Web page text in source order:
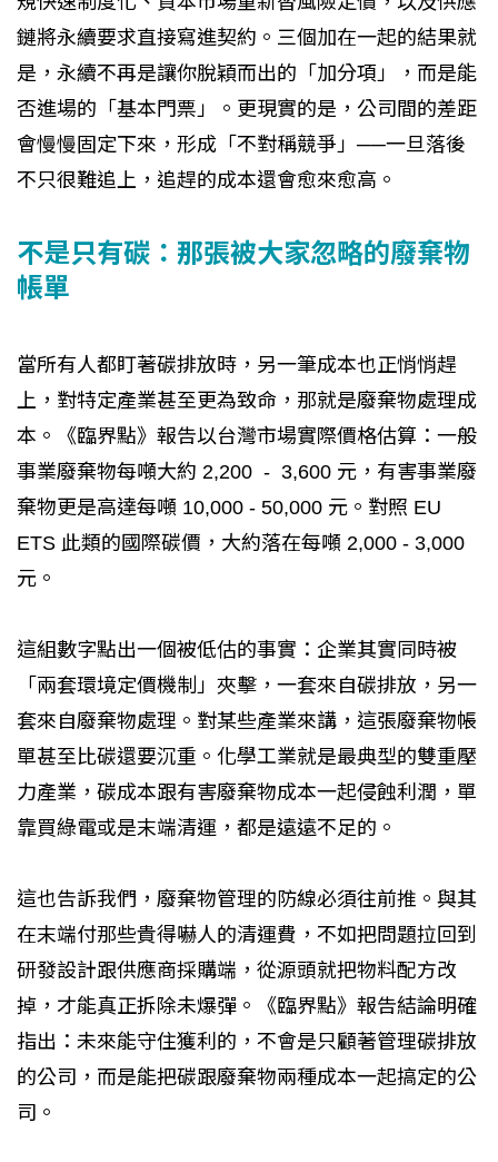
鏈將永續要求直接寫進契約。三個加在一起的結果就
是，永續不再是讓你脫穎而出的「加分項」，而是能
否進場的「基本門票」。更現實的是，公司間的差距
會慢慢固定下來，形成「不對稱競爭」──一旦落後
不只很難追上，追趕的成本還會愈來愈高。
不是只有碳：那張被大家忽略的廢棄物
帳單
當所有人都盯著碳排放時，另一筆成本也正悄悄趕
上，對特定產業甚至更為致命，那就是廢棄物處理成
本。《臨界點》報告以台灣市場實際價格估算：一般
事業廢棄物每噸大約 2,200 - 3,600 元，有害事業廢
棄物更是高達每噸 10,000 - 50,000 元。對照 EU
ETS 此類的國際碳價，大約落在每噸 2,000 - 3,000
元。
這組數字點出一個被低估的事實：企業其實同時被
「兩套環境定價機制」夾擊，一套來自碳排放，另一
套來自廢棄物處理。對某些產業來講，這張廢棄物帳
單甚至比碳還要沉重。化學工業就是最典型的雙重壓
力產業，碳成本跟有害廢棄物成本一起侵蝕利潤，單
靠買綠電或是末端清運，都是遠遠不足的。
這也告訴我們，廢棄物管理的防線必須往前推。與其
在末端付那些貴得嚇人的清運費，不如把問題拉回到
研發設計跟供應商採購端，從源頭就把物料配方改
掉，才能真正拆除未爆彈。《臨界點》報告結論明確
指出：未來能守住獲利的，不會是只顧著管理碳排放
的公司，而是能把碳跟廢棄物兩種成本一起搞定的公
司。